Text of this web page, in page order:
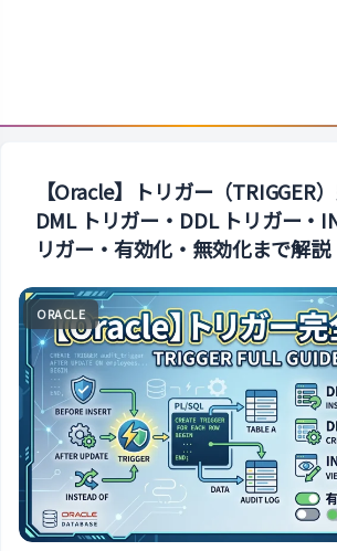
【Oracle】トリガー（TRIGGER
DML トリガー・DDL トリガー・
リガー・有効化・無効化まで解説
ORACLE